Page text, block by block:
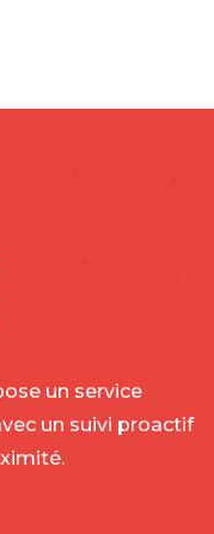
un service
un suivi proactif